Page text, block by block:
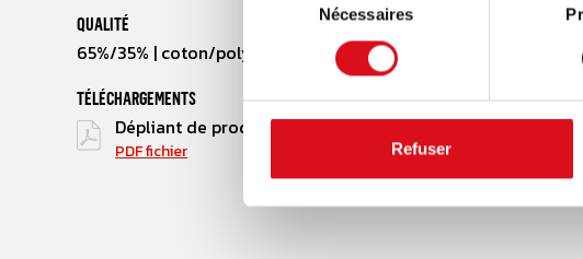
consentement
Nécessaires
Refuser
QUALITÉ
65%/35% | coton/polyester | 2/1 armure croisée | 290 g/m²
TÉLÉCHARGEMENTS
Dépliant de produit
PDF fichier